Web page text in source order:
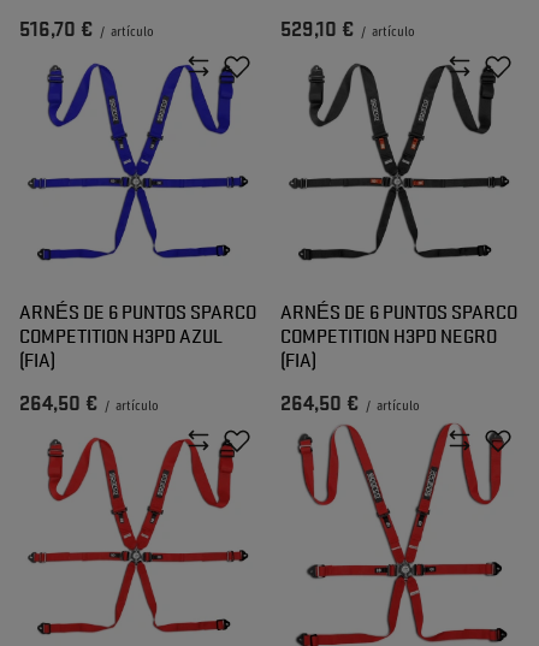
516,70 € / artículo 529,10 € / artículo
ARNÉS DE 6 PUNTOS SPARCO
COMPETITION H3PD AZUL
(FIA)
264,50 € / artículo
ARNÉS DE 6 PUNTOS SPARCO
COMPETITION H3PD NEGRO
(FIA)
264,50 € / artículo